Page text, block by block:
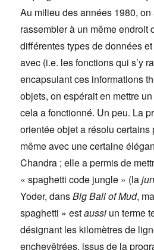
Au milieu des années 1980,
rassembler à un même endroit
différentes types de données
avec (i.e. les fonctions qui s’y
encapsulant ces informations
objets, on espérait en mettre
cela a fonctionné. Un peu. La
orientée objet a résolu certains
même avec une certaine
Chandra ; elle a permis de
« spaghetti code jungle » (la
Yoder, dansBig Ball of Mud,
spaghetti » estaussi un terme
désignant les kilomètres de
enchevêtrées, issus de la